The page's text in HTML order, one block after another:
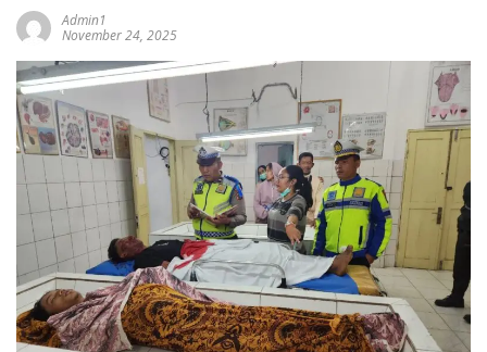
Admin1
November 24, 2025